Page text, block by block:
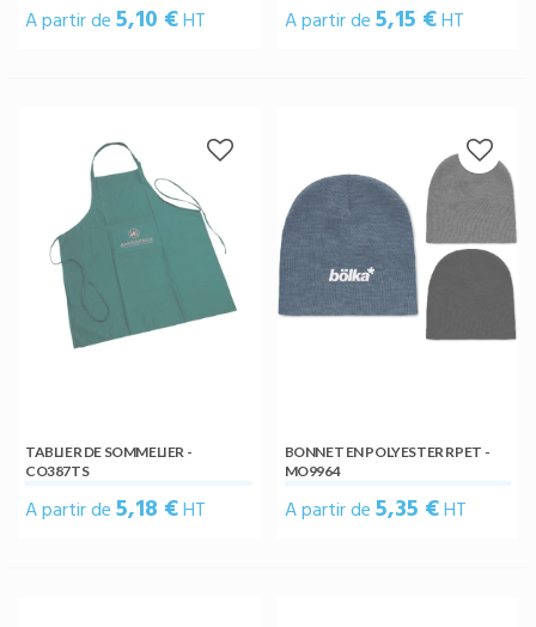
A partir de5,10 €HT A partir de5,15 €HT
TABLIER DE SOMMELIER -
CO387TS
A partir de5,18 €HT
BONNET EN POLYESTER RPET -
MO9964
A partir de5,35 €HT